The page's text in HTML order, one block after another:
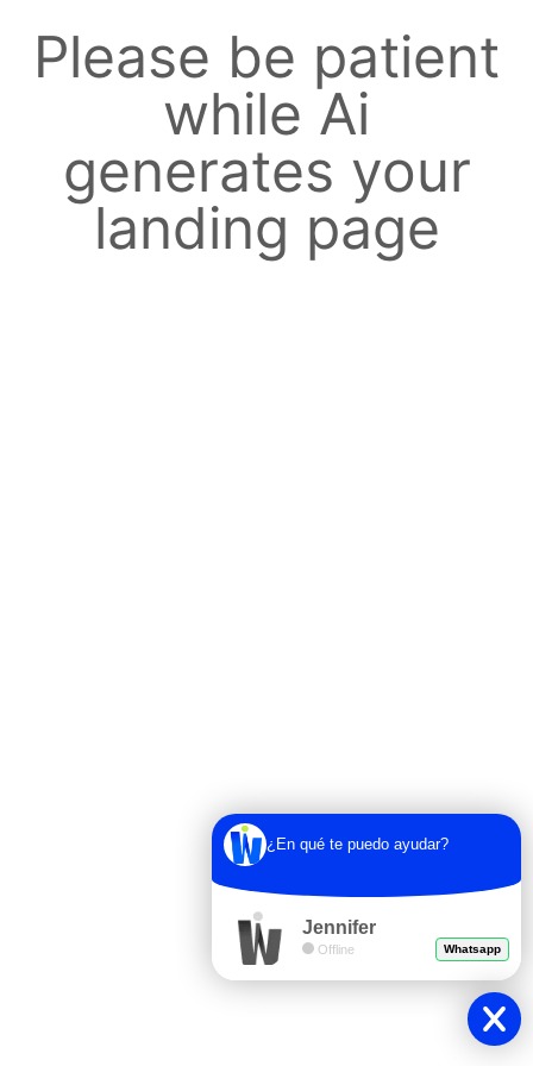
Please be patient
while Ai
generates your
landing page
¿En qué te puedo ayudar?
Jennifer
Offline Whatsapp